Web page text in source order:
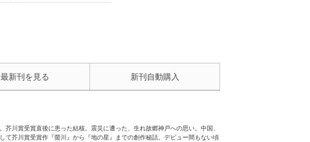
最新刊を見る 新刊自動購入
川賞受賞直後に患った結核。震災に遭った、生れ故郷神戸への思い。中国、
て芥川賞受賞作『螢川』から『地の星』までの創作秘話。デビュー間もない頃